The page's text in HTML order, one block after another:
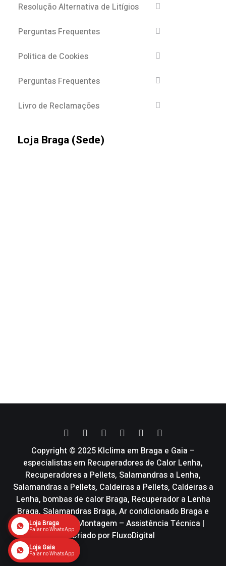
Resolução Alternativa de Litígios
Perguntas Frequentes
Politica de Cookies
Perguntas Frequentes
Livro de Reclamações
Loja Braga (Sede)
Copyright © 2025 Klclima em Braga e Gaia –
especialistas em Recuperadores de Calor Lenha,
Recuperadores a Pellets, Salamandras a Lenha,
Salamandras a Pellets, Caldeiras a Pellets, Caldeiras a
Lenha, bombas de calor Braga, Recuperador a Lenha
Braga, Salamandras Braga, Ar condicionado Braga e
Vmc | Venda – Montagem – Assistência Técnica |
Criado por FluxoDigital
Loja Braga
Falar no WhatsApp
Loja Gaia
Falar no WhatsApp